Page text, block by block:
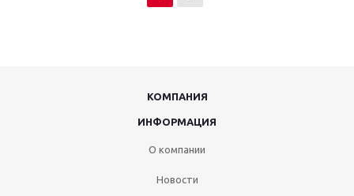
КОМПАНИЯ
ИНФОРМАЦИЯ
О компании
Новости